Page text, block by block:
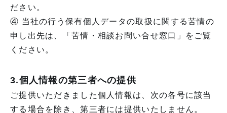
ださい。
④ 当社の行う保有個人データの取扱に関する苦情の
申し出先は、「苦情・相談お問い合せ窓口」をご覧
ください。
3.個人情報の第三者への提供
ご提供いただきました個人情報は、次の各号に該当
する場合を除き、第三者には提供いたしません。